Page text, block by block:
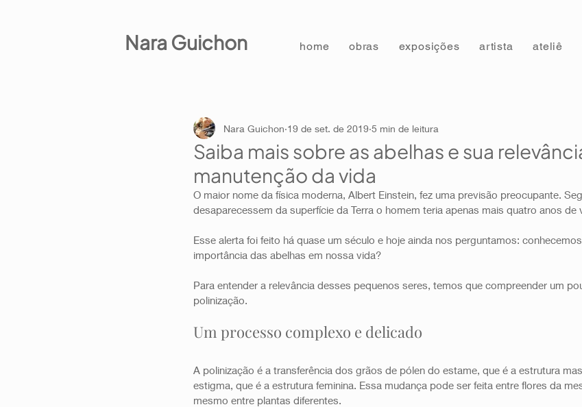
Nara Guichon home obras exposições artista ateliê
Saiba mais sobre as abelhas e sua
manutenção da vida
Nara Guichon 19 de set. de 2019 5 min de leitura
O maior nome da física moderna, Albert Einstein, fez uma previsão preocupante.
desaparecessem da superfície da Terra o homem teria apenas mais quatro anos de
Esse alerta foi feito há quase um século e hoje ainda nos perguntamos:
importância das abelhas em nossa vida?
Para entender a relevância desses pequenos seres, temos que compreender um
polinização.
Um processo complexo e delicado
A polinização é a transferência dos grãos de pólen do estame, que é a estrutura
estigma, que é a estrutura feminina. Essa mudança pode ser feita entre flores da
mesmo entre plantas diferentes.